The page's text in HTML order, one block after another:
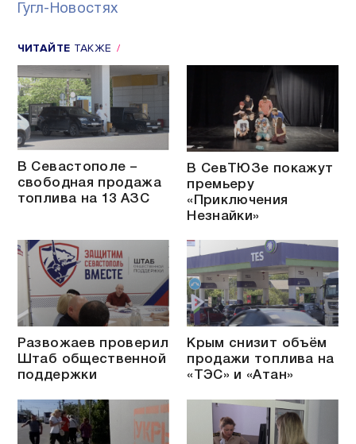
Гугл-Новостях
ЧИТАЙТЕ ТАКЖЕ
В Севастополе –
свободная продажа
топлива на 13 АЗС
В СевТЮЗе покажут
премьеру
«Приключения
Незнайки»
Развожаев проверил
Штаб общественной
поддержки
Крым снизит объём
продажи топлива на
«ТЭС» и «Атан»